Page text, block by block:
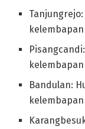
Tanjungrejo:
kelembapan
kelembapan
Bandulan:
kelembapan